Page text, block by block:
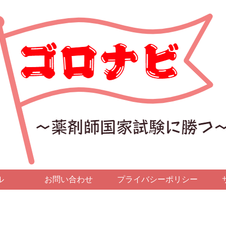
お問い合わせ プライバシーポリシー